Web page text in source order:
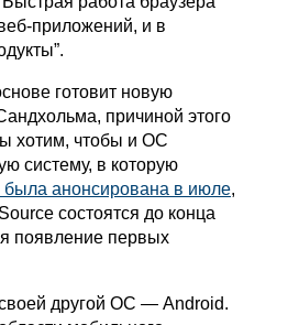
приложений, и в
готовит новую
причиной этого
хотим, чтобы и ОС
систему, в которую
была анонсирована в июле,
состоятся до конца
появление первых
другой ОС — Android.